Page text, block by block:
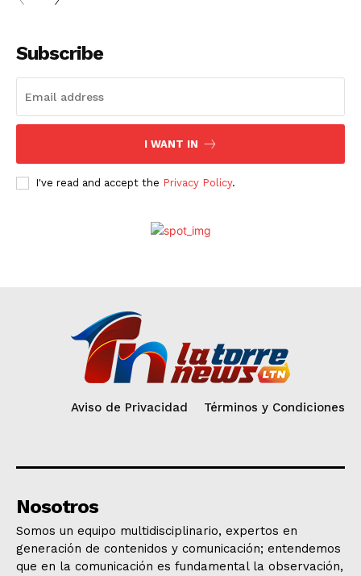
Subscribe
I WANT IN
I've read and accept the Privacy Policy.
Aviso de Privacidad Términos y Condiciones
Nosotros
Somos un equipo multidisciplinario, expertos en
generación de contenidos y comunicación; entendemos
que en la comunicación es fundamental la observación,